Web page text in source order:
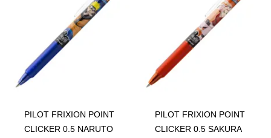
PILOT FRIXION POINT
CLICKER 0.5 NARUTO
PILOT FRIXION POINT
CLICKER 0.5 SAKURA